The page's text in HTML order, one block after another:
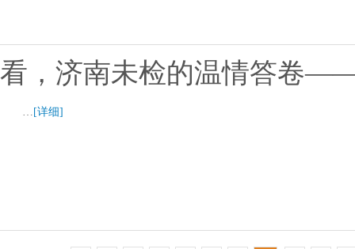
看，济南未检的温情答卷
… [详细]